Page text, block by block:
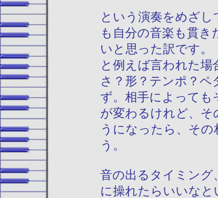
という演奏をめざ
も自分の音楽も貫
いと思った訳です
と例えば言われた
さ？形？テンポ？
ず。相手によって
が変わるけれど、
うになったら、そ
う。
音の出るタイミング
に操れたらいいな